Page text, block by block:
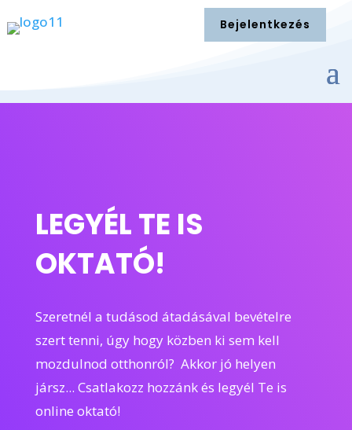
Bejelentkezés
LEGYÉL TE IS
OKTATÓ!
Szeretnél a tudásod átadásával bevételre
szert tenni, úgy hogy közben ki sem kell
mozdulnod otthonról? Akkor jó helyen
jársz... Csatlakozz hozzánk és legyél Te is
online oktató!